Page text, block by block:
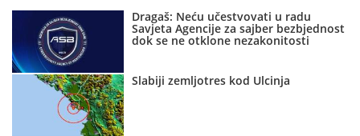
Dragaš: Neću učestvovati u radu
Savjeta Agencije za sajber bezbjednost
dok se ne otklone nezakonitosti
Slabiji zemljotres kod Ulcinja